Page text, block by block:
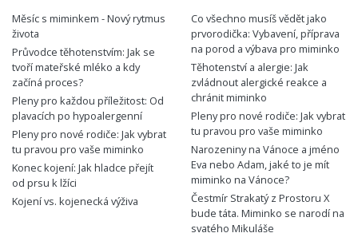
Měsíc s miminkem - Nový rytmus
života
Průvodce těhotenstvím: Jak se
tvoří mateřské mléko a kdy
začíná proces?
Pleny pro každou příležitost: Od
plavacích po hypoalergenní
Pleny pro nové rodiče: Jak vybrat
tu pravou pro vaše miminko
Konec kojení: Jak hladce přejít
od prsu k lžíci
Kojení vs. kojenecká výživa
Co všechno musíš vědět jako
prvorodička: Vybavení, příprava
na porod a výbava pro miminko
Těhotenství a alergie: Jak
zvládnout alergické reakce a
chránit miminko
Pleny pro nové rodiče: Jak vybrat
tu pravou pro vaše miminko
Narozeniny na Vánoce a jméno
Eva nebo Adam, jaké to je mít
miminko na Vánoce?
Čestmír Strakatý z Prostoru X
bude táta. Miminko se narodí na
svatého Mikuláše